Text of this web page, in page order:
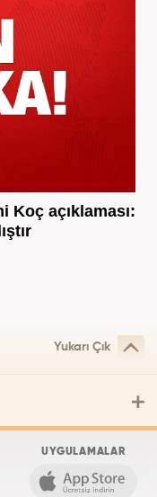
Koç açıklaması:
Yukarı Çık
UYGULAMALAR